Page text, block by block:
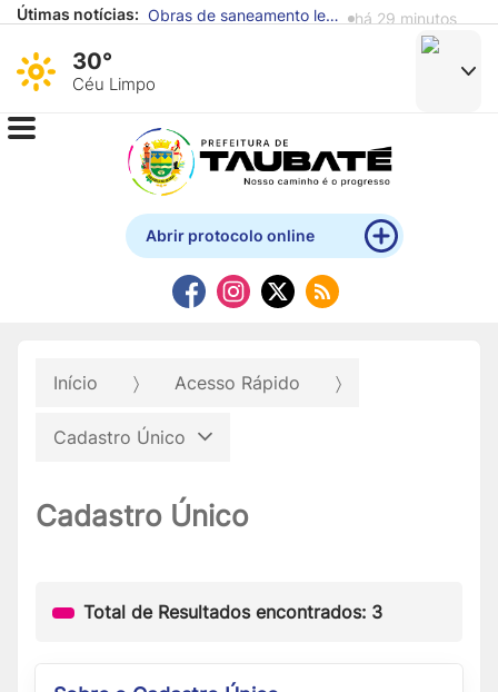
Útimas notícias: Obras de saneamento levarão água tratada e coleta de esgoto a mais 2 mil famílias em cinco regiões de Taubaté há 29 minutos
30°
Céu Limpo
Abrir protocolo online
Início Acesso Rápido
Cadastro Único
Cadastro Único
Total de Resultados encontrados: 3